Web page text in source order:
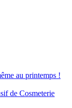
au printemps !
de Cosmeterie